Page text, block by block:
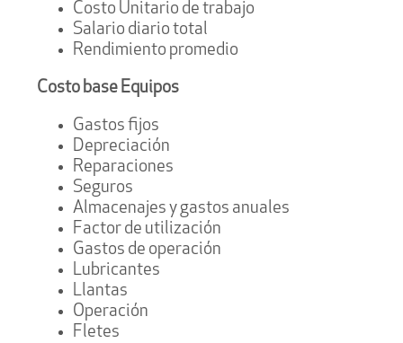
Costo Unitario de trabajo
Salario diario total
Rendimiento promedio
Costo base Equipos
Gastos fijos
Depreciación
Reparaciones
Seguros
Almacenajes y gastos anuales
Factor de utilización
Gastos de operación
Lubricantes
Llantas
Operación
Fletes